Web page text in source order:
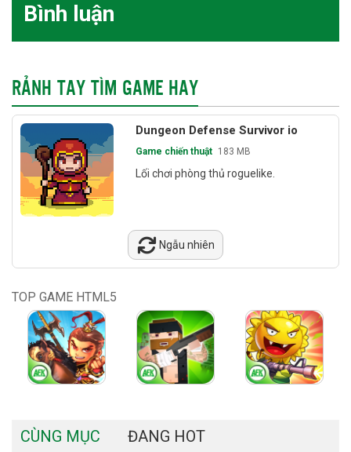
Bình luận
RẢNH TAY TÌM GAME HAY
Dungeon Defense Survivor io
Game chiến thuật 183 MB
Lối chơi phòng thủ roguelike.
Ngẫu nhiên
TOP GAME HTML5
CÙNG MỤC ĐANG HOT